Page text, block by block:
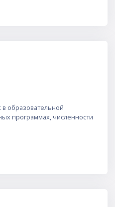
образовательной
программах, численности